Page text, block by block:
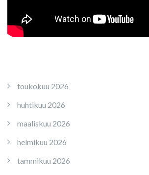
toukokuu 2026
huhtikuu 2026
maaliskuu 2026
helmikuu 2026
tammikuu 2026